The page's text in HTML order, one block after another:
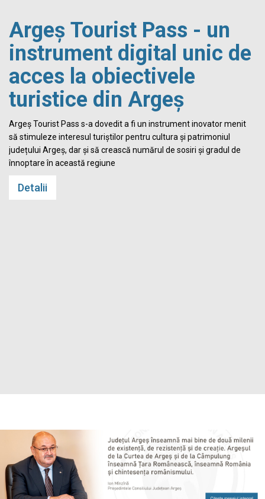
Argeș Tourist Pass - un
instrument digital unic de
acces la obiectivele
turistice din Argeș
Argeș Tourist Pass s-a dovedit a fi un instrument inovator menit
să stimuleze interesul turiștilor pentru cultura și patrimoniul
județului Argeș, dar și să crească numărul de sosiri și gradul de
înnoptare în această regiune
Detalii